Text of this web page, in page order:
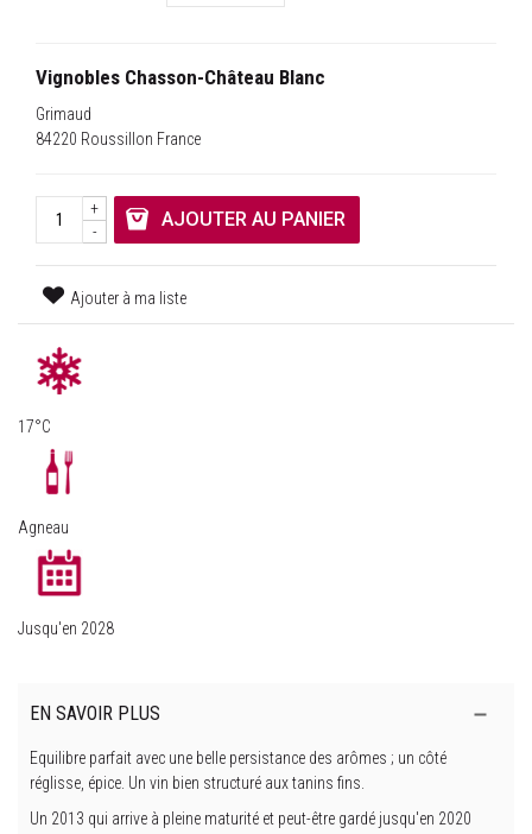
Vignobles Chasson-Château Blanc
Grimaud
84220 Roussillon France
-
+ AJOUTER AU PANIER
Ajouter à ma liste
17°C
Agneau
Jusqu'en 2028
EN SAVOIR PLUS
Equilibre parfait avec une belle persistance des arômes ; un côté
réglisse, épice. Un vin bien structuré aux tanins fins.
Un 2013 qui arrive à pleine maturité et peut-être gardé jusqu'en 2020